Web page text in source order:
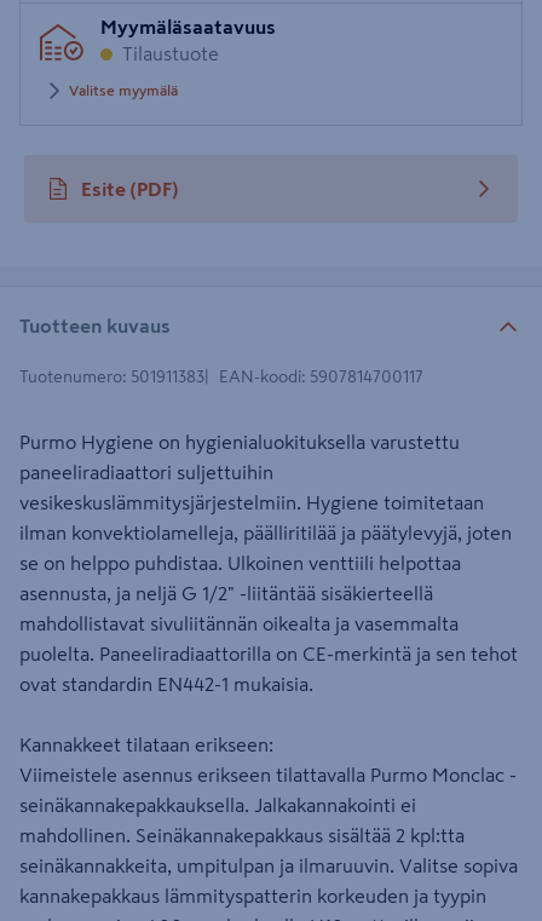
postinumero
Myymäläsaatavuus
Tilaustuote
Valitse myymälä
Esite (PDF)
avautuu uuteen välilehteen
Tuotteen kuvaus
Tuotenumero: 501911383 EAN-koodi: 5907814700117
Purmo Hygiene on hygienialuokituksella varustettu
paneeliradiaattori suljettuihin
vesikeskuslämmitysjärjestelmiin. Hygiene toimitetaan
ilman konvektiolamelleja, päälliritilää ja päätylevyjä, joten
se on helppo puhdistaa. Ulkoinen venttiili helpottaa
asennusta, ja neljä G 1/2" -liitäntää sisäkierteellä
mahdollistavat sivuliitännän oikealta ja vasemmalta
puolelta. Paneeliradiaattorilla on CE-merkintä ja sen tehot
ovat standardin EN442-1 mukaisia.
Kannakkeet tilataan erikseen:
Viimeistele asennus erikseen tilattavalla Purmo Monclac -
seinäkannakepakkauksella. Jalkakannakointi ei
mahdollinen. Seinäkannakepakkaus sisältää 2 kpl:tta
seinäkannakkeita, umpitulpan ja ilmaruuvin. Valitse sopiva
kannakepakkaus lämmityspatterin korkeuden ja tyypin